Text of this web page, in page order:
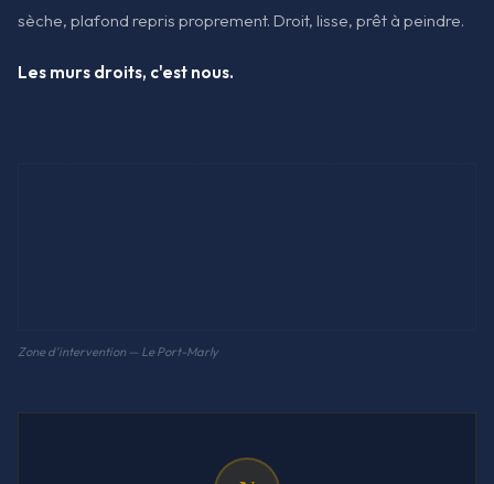
sèche, plafond repris proprement. Droit, lisse, prêt à peindre.
Les murs droits, c'est nous.
Zone d'intervention — Le Port-Marly